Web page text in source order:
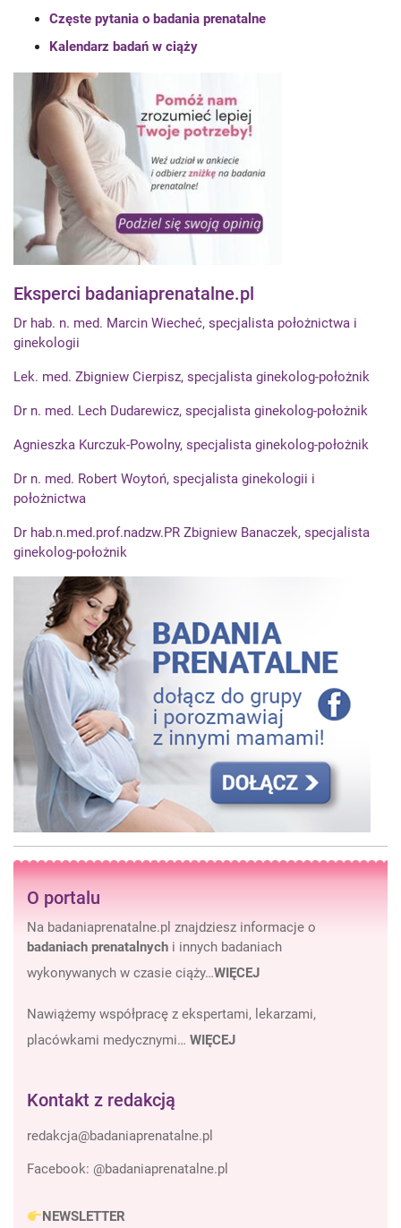
Częste pytania o badania prenatalne
Kalendarz badań w ciąży
Eksperci badaniaprenatalne.pl
Dr hab. n. med. Marcin Wiecheć, specjalista położnictwa i
ginekologii
Lek. med. Zbigniew Cierpisz, specjalista ginekolog-położnik
Dr n. med. Lech Dudarewicz, specjalista ginekolog-położnik
Agnieszka Kurczuk-Powolny, specjalista ginekolog-położnik
Dr n. med. Robert Woytoń, specjalista ginekologii i
położnictwa
Dr hab.n.med.prof.nadzw.PR Zbigniew Banaczek, specjalista
ginekolog-położnik
O portalu
Na badaniaprenatalne.pl znajdziesz informacje o
badaniach prenatalnych i innych badaniach
wykonywanych w czasie ciąży…WIĘCEJ
Nawiążemy współpracę z ekspertami, lekarzami,
placówkami medycznymi… WIĘCEJ
Kontakt z redakcją
Facebook: @badaniaprenatalne.pl
NEWSLETTER